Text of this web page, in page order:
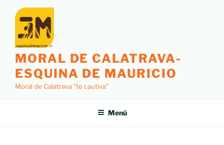
contenido
MORAL DE CALATRAVA-
ESQUINA DE MAURICIO
Moral de Calatrava "te cautiva"
Menú